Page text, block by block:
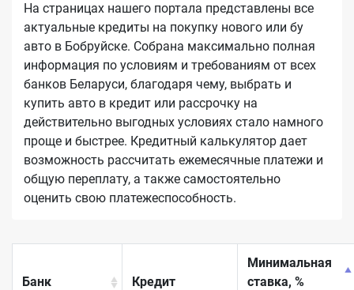
На страницах нашего портала представлены все
актуальные кредиты на покупку нового или бу
авто в Бобруйске. Собрана максимально полная
информация по условиям и требованиям от всех
банков Беларуси, благодаря чему, выбрать и
купить авто в кредит или рассрочку на
действительно выгодных условиях стало намного
проще и быстрее. Кредитный калькулятор дает
возможность рассчитать ежемесячные платежи и
общую переплату, а также самостоятельно
оценить свою платежеспособность.
Банк Кредит
Минимальная
ставка, %